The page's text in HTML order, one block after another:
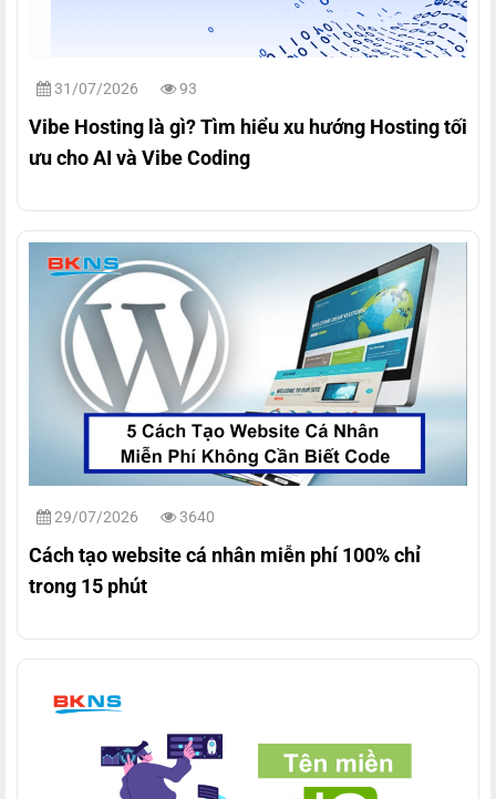
31/07/2026 93
Vibe Hosting là gì? Tìm hiểu xu hướng Hosting tối
ưu cho AI và Vibe Coding
29/07/2026 3640
Cách tạo website cá nhân miễn phí 100% chỉ
trong 15 phút